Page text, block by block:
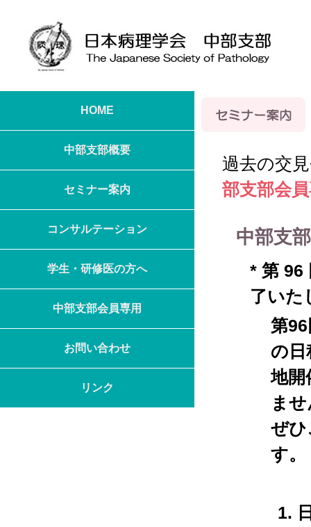
HOME
中部支部概要
セミナー案内
北陸病理集談会
コンサルテーション
学生・研修医の方へ
中部支部会員専用
お問い合わせ
リンク
過去の交
部支部会
中部支
* 第
了い
第
の日
地開
ま
ぜひ
す。
1.